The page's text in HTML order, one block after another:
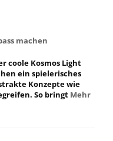
machen
coole Kosmos Light
ein spielerisches
Konzepte wie
So bringt Mehr